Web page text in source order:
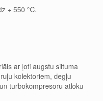
+ 550 °C.
ar ļoti augstu siltuma
kolektoriem, degļu
turbokompresoru atloku